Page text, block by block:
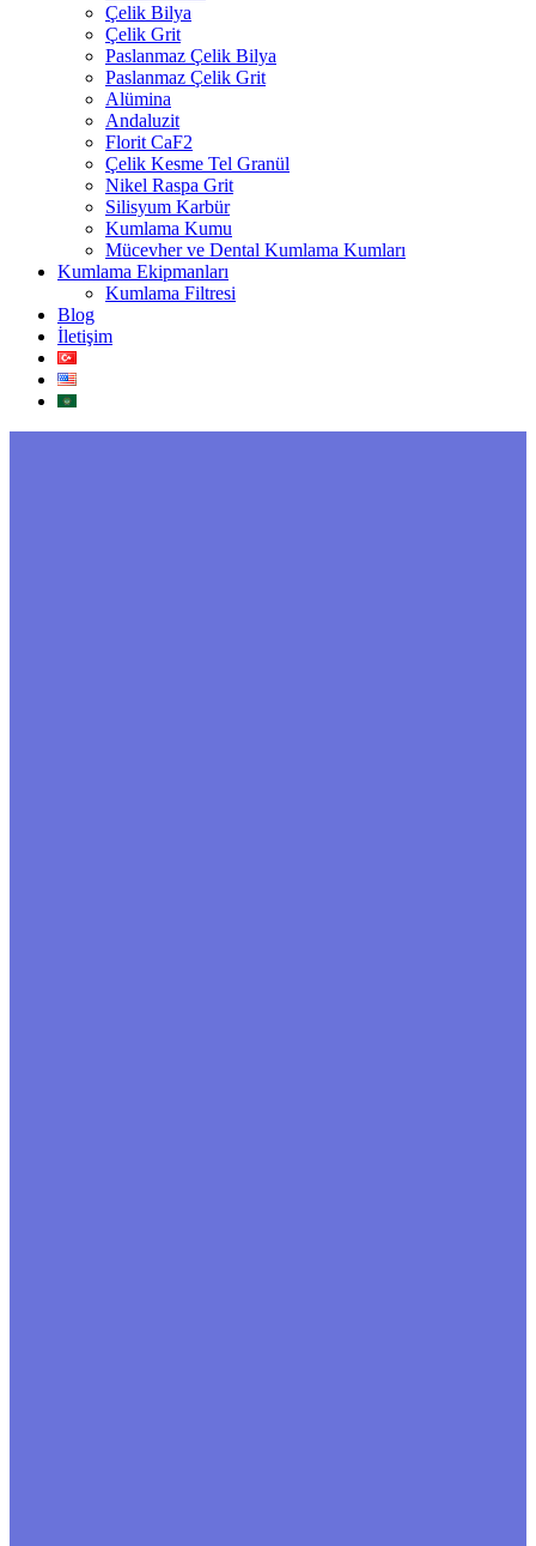
Çelik Bilya
Çelik Grit
Paslanmaz Çelik Bilya
Paslanmaz Çelik Grit
Alümina
Andaluzit
Florit CaF2
Çelik Kesme Tel Granül
Nikel Raspa Grit
Silisyum Karbür
Kumlama Kumu
Mücevher ve Dental Kumlama Kumları
Kumlama Ekipmanları
Kumlama Filtresi
Blog
İletişim